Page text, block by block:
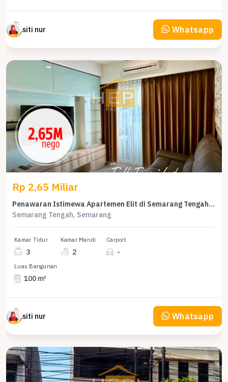
siti nur Whatsapp
Rp 2,65 Miliar
Penawaran Istimewa Apartemen Elit di Semarang Tengah, Semarang, Harga Premium
Semarang Tengah, Semarang
Kamar Tidur
3
Kamar Mandi
2
Carport
-
Luas Bangunan
100 m²
siti nur Whatsapp